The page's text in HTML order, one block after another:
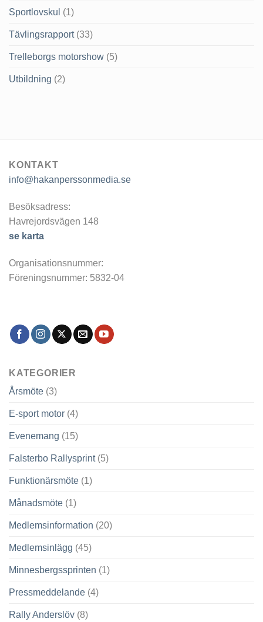
Sportlovskul (1)
Tävlingsrapport(33)
Trelleborgs motorshow (5)
Utbildning (2)
KONTAKT
info@hakanperssonmedia.se
Besöksadress:
Havrejordsvägen 148
se karta
Organisationsnummer:
Föreningsnummer: 5832-04
KATEGORIER
Årsmöte (3)
E-sport motor (4)
Evenemang (15)
Falsterbo Rallysprint(5)
Funktionärsmöte (1)
Månadsmöte (1)
Medlemsinformation (20)
Medlemsinlägg (45)
Minnesbergssprinten (1)
Pressmeddelande (4)
Rally Anderslöv (8)